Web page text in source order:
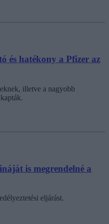
és hatékony a Pfizer az
illetve a nagyobb
is megrendelné a
eljárást.